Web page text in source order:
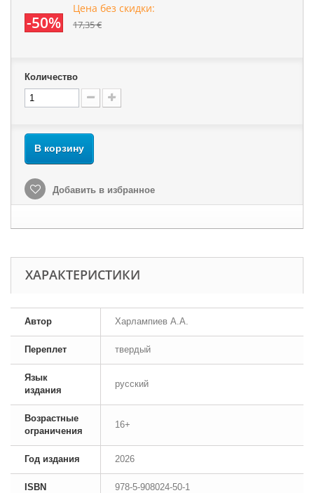
-50%
Цена без скидки:
17,35 €
Количество
В корзину
Добавить в избранное
ХАРАКТЕРИСТИКИ
Автор Харлампиев А.А.
Переплет твердый
Язык
издания
русский
Возрастные
ограничения
16+
Год издания 2026
ISBN 978-5-908024-50-1